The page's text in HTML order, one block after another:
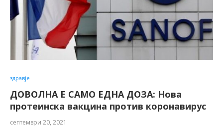
здравје
ДОВОЛНА Е САМО ЕДНА ДОЗА: Нова
протеинска вакцина против коронавирус
септември 20, 2021